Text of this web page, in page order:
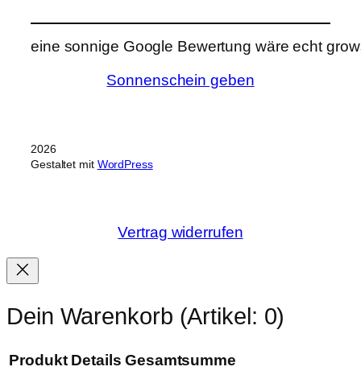
eine sonnige Google Bewertung wäre echt
Sonnenschein geben
2026
Gestaltet mit WordPress
Vertrag widerrufen
Dein Warenkorb (Artikel: 0)
Produkt Details Gesamtsumme